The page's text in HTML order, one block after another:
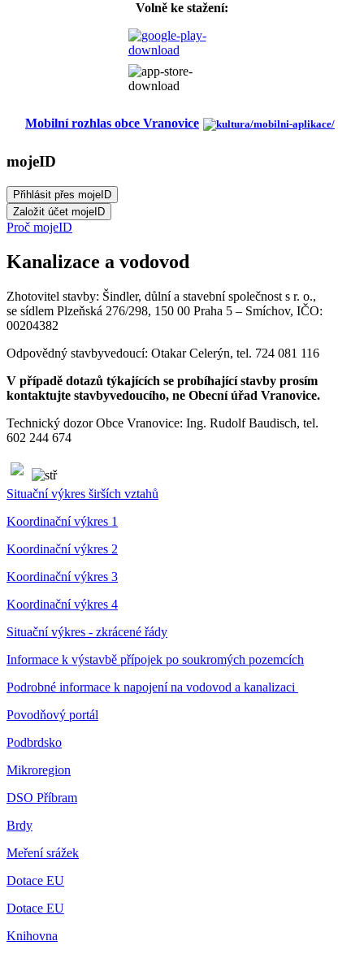
Volně ke stažení:
Mobilní rozhlas obce Vranovice
mojeID
Proč mojeID
Kanalizace a vodovod
Zhotovitel stavby: Šindler, důlní a stavební společnost s r. o.,
se sídlem Plzeňská 276/298, 150 00 Praha 5 – Smíchov, IČO:
00204382
Odpovědný stavbyvedoucí: Otakar Celerýn, tel. 724 081 116
V případě dotazů týkajících se probíhající stavby prosím
kontaktujte stavbyvedoucího, ne Obecní úřad Vranovice.
Technický dozor Obce Vranovice: Ing. Rudolf Baudisch, tel.
602 244 674
Situační výkres širších vztahů
Koordinační výkres 1
Koordinační výkres 2
Koordinační výkres 3
Koordinační výkres 4
Situační výkres - zkrácené řády
Informace k výstavbě přípojek po soukromých pozemcích
Podrobné informace k napojení na vodovod a kanalizaci
Povodňový portál
Podbrdsko
Mikroregion
DSO Příbram
Brdy
Meření srážek
Dotace EU
Dotace EU
Knihovna